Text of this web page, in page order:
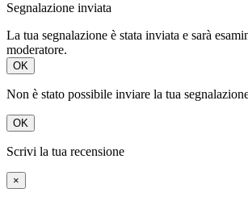
Segnalazione inviata
La tua segnalazione è stata inviata e sarà
moderatore.
OK
Non è stato possibile inviare la tua
OK
Scrivi la tua recensione
×